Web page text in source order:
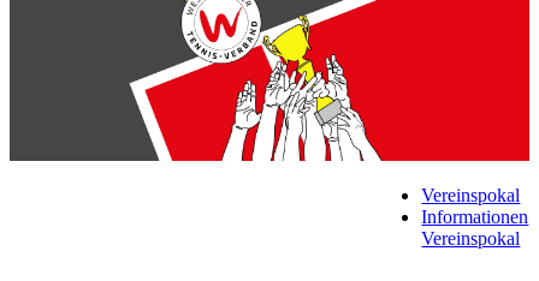
Vereinspokal
Informationen
Vereinspokal